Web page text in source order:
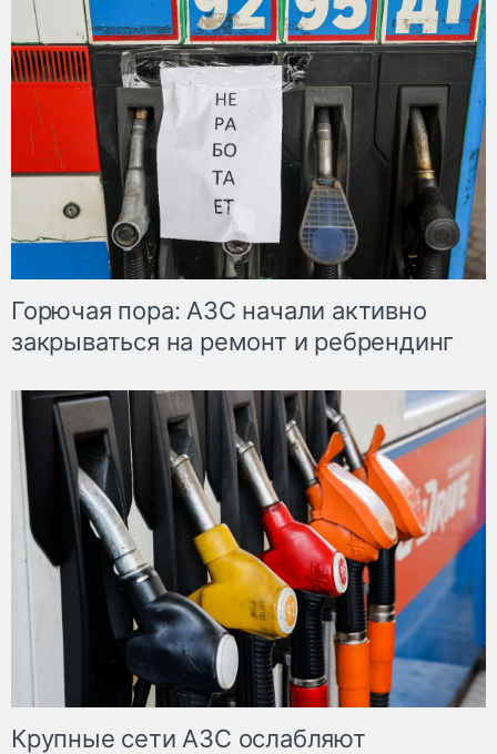
Горючая пора: АЗС начали активно
закрываться на ремонт и ребрендинг
Крупные сети АЗС ослабляют